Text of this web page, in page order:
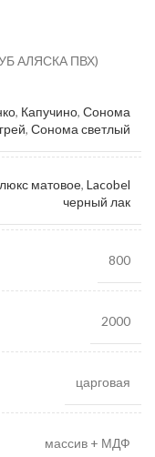
АЛЯСКА ПВХ)
, Капучино, Сонома
грей, Сонома светлый
матовое, Lacobel
черный лак
800
2000
царговая
массив + МДФ